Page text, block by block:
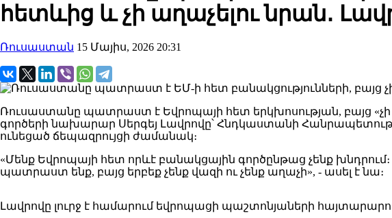
հետևից և չի աղաչելու նրան․
Ռուսաստան 15 Մայիս, 2026 20:31
Ռուսաստանը պատրաստ է Եվրոպայի հետ երկխոսության, բայց
գործերի նախարար Սերգեյ Լավրովը՝ Հնդկաստանի
ունեցած ճեպազրույցի ժամանակ։
«Մենք Եվրոպայի հետ որևէ բանակցային գործընթաց չենք
պատրաստ ենք, բայց երբեք չենք վազի ու չենք աղաչի», - ասել է նա։
Լավրովը լուրջ է համարում եվրոպացի պաշտոնյաների